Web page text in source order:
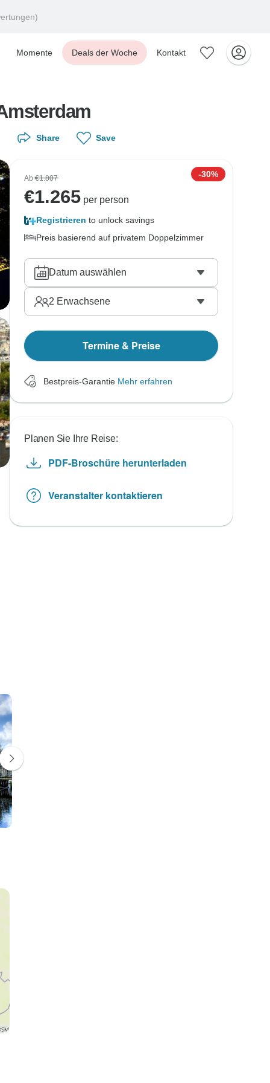
Momente Deals der Woche Kontakt
Share Save
Ab€1.807 -30%
€1.265 per person
Registrieren to unlock savings
Preis basierend auf privatem Doppelzimmer
Datum auswählen
2 Erwachsene
Termine & Preise
Bestpreis-Garantie Mehr erfahren
Planen Sie Ihre Reise:
PDF-Broschüre herunterladen
Veranstalter kontaktieren